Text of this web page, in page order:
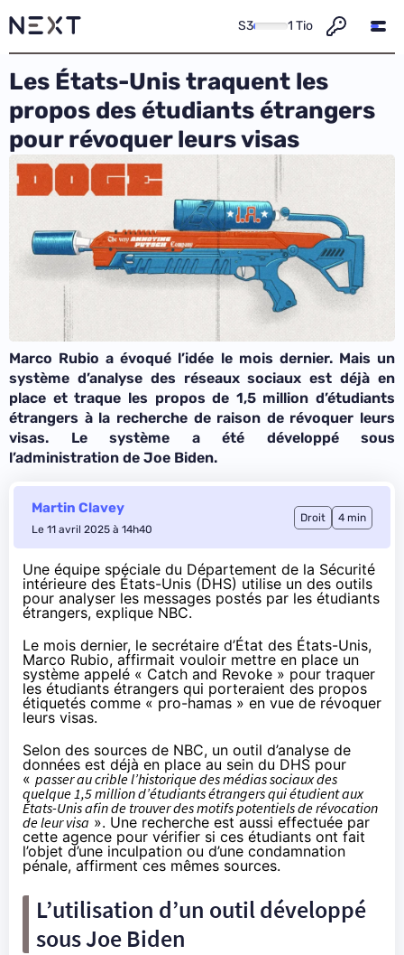
S3 1 Tio
Les États-Unis traquent les
propos des étudiants étrangers
pour révoquer leurs visas
Marco Rubio a évoqué l’idée le mois dernier. Mais un
système d’analyse des réseaux sociaux est déjà en
place et traque les propos de 1,5 million d’étudiants
étrangers à la recherche de raison de révoquer leurs
visas. Le système a été développé sous
l’administration de Joe Biden.
Martin Clavey
Le 11 avril 2025 à 14h40
Droit 4 min
Une équipe spéciale du Département de la Sécurité
intérieure des États-Unis (DHS) utilise un des outils
pour analyser les messages postés par les étudiants
étrangers, explique NBC.
Le mois dernier, le secrétaire d’État des États-Unis,
Marco Rubio, affirmait vouloir mettre en place un
système appelé « Catch and Revoke » pour traquer
les étudiants étrangers qui porteraient des propos
étiquetés comme « pro-hamas » en vue de révoquer
leurs visas.
Selon des sources de NBC, un outil d’analyse de
données est déjà en place au sein du DHS pour
« passer au crible l’historique des médias sociaux des
quelque 1,5 million d’étudiants étrangers qui étudient aux
États-Unis afin de trouver des motifs potentiels de révocation
de leur visa ». Une recherche est aussi effectuée par
cette agence pour vérifier si ces étudiants ont fait
l’objet d’une inculpation ou d’une condamnation
pénale, affirment ces mêmes sources.
L’utilisation d’un outil développé
sous Joe Biden